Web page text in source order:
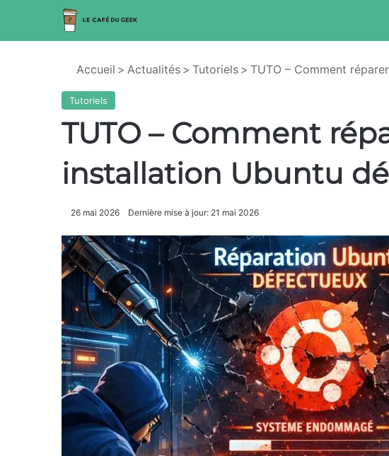
Accueil > Actualités > Tutoriels > TUTO – Comment
Tutoriels
TUTO – Comment
installation Ubuntu
26 mai 2026 Dernière mise à jour: 21 mai 2026